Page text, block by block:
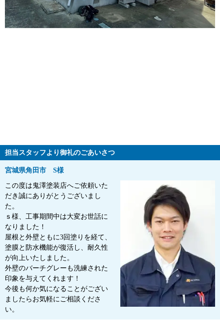
担当スタッフより御礼のごあいさつ
宮城県角田市 S様
この度は鬼澤塗装店へご依頼いた
だき誠にありがとうございまし
た。
ｓ様、工事期間中は大変お世話に
なりました！
屋根と外壁ともに3回塗りを経て、
塗膜と防水機能が復活し、耐久性
が向上いたしました。
外壁のバーチグレーも洗練された
印象を与えてくれます！
今後も何か気になることがござい
ましたらお気軽にご相談くださ
い。